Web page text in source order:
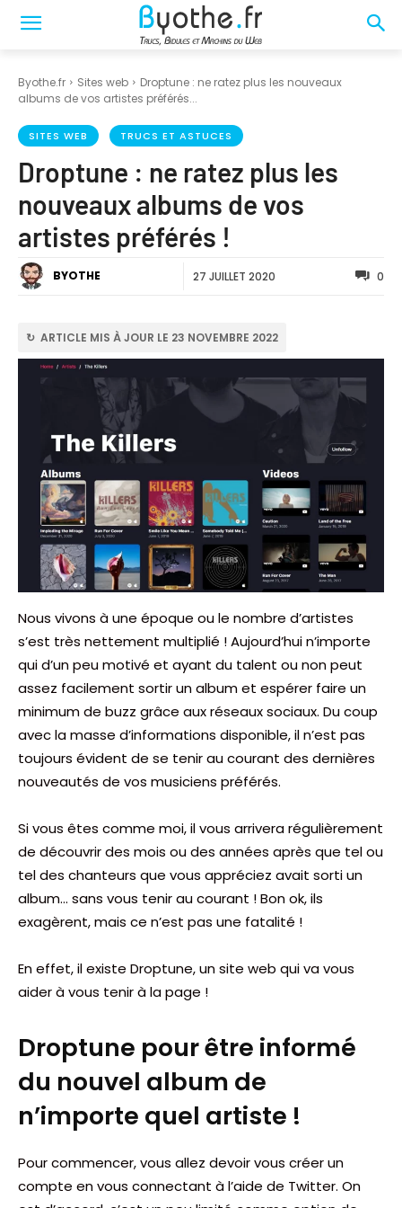
Byothe.fr Sites web
Droptune : ne ratez plus les nouveaux
albums de vos artistes préférés...
SITES WEB TRUCS ET ASTUCES
Droptune : ne ratez plus les
nouveaux albums de vos
artistes préférés !
BYOTHE 27 JUILLET 2020 0
↻ ARTICLE MIS À JOUR LE 23 NOVEMBRE 2022
Nous vivons à une époque ou le nombre d’artistes
s’est très nettement multiplié ! Aujourd’hui n’importe
qui d’un peu motivé et ayant du talent ou non peut
assez facilement sortir un album et espérer faire un
minimum de buzz grâce aux réseaux sociaux. Du coup
avec la masse d’informations disponible, il n’est pas
toujours évident de se tenir au courant des dernières
nouveautés de vos musiciens préférés.
Si vous êtes comme moi, il vous arrivera régulièrement
de découvrir des mois ou des années après que tel ou
tel des chanteurs que vous appréciez avait sorti un
album… sans vous tenir au courant ! Bon ok, ils
exagèrent, mais ce n’est pas une fatalité !
En effet, il existe Droptune, un site web qui va vous
aider à vous tenir à la page !
Droptune pour être informé
du nouvel album de
n’importe quel artiste !
Pour commencer, vous allez devoir vous créer un
compte en vous connectant à l’aide de Twitter. On